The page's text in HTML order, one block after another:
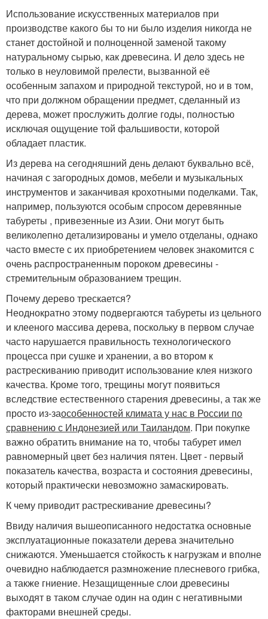
Использование искусственных материалов при
производстве какого бы то ни было изделия никогда не
станет достойной и полноценной заменой такому
натуральному сырью, как древесина. И дело здесь не
только в неуловимой прелести, вызванной её
особенным запахом и природной текстурой, но и в том,
что при должном обращении предмет, сделанный из
дерева, может прослужить долгие годы, полностью
исключая ощущение той фальшивости, которой
обладает пластик.
Из дерева на сегодняшний день делают буквально всё,
начиная с загородных домов, мебели и музыкальных
инструментов и заканчивая крохотными поделками. Так,
например, пользуются особым спросом деревянные
табуреты , привезенные из Азии. Они могут быть
великолепно детализированы и умело отделаны, однако
часто вместе с их приобретением человек знакомится с
очень распространенным пороком древесины -
стремительным образованием трещин.
Почему дерево трескается?
Неоднократно этому подвергаются табуреты из цельного
и клееного массива дерева, поскольку в первом случае
часто нарушается правильность технологического
процесса при сушке и хранении, а во втором к
растрескиванию приводит использование клея низкого
качества. Кроме того, трещины могут появиться
вследствие естественного старения древесины, а так же
просто из-заособенностей климата у нас в России по
сравнению с Индонезией или Таиландом. При покупке
важно обратить внимание на то, чтобы табурет имел
равномерный цвет без наличия пятен. Цвет - первый
показатель качества, возраста и состояния древесины,
который практически невозможно замаскировать.
К чему приводит растрескивание древесины?
Ввиду наличия вышеописанного недостатка основные
эксплуатационные показатели дерева значительно
снижаются. Уменьшается стойкость к нагрузкам и вполне
очевидно наблюдается размножение плесневого грибка,
а также гниение. Незащищенные слои древесины
выходят в таком случае один на один с негативными
факторами внешней среды.